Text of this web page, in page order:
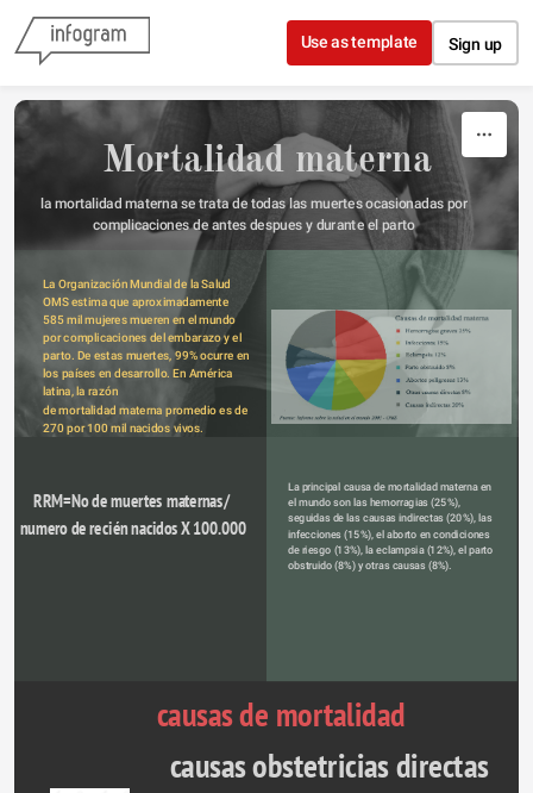
Skip to content
Use as template Sign up
Mortalidad materna
la mortalidad materna se trata de todas las muertes ocasionadas por
complicaciones de antes despues y durante el parto
La Organización Mundial de la Salud
OMS estima que aproximadamente
585 mil mujeres mueren en el mundo
por complicaciones del embarazo y el
parto. De estas muertes, 99% ocurre en
los países en desarrollo. En América
latina, la razón
de mortalidad materna promedio es de
270 por 100 mil nacidos vivos.
La principal causa de mortalidad materna en
el mundo son las hemorragias (25%),
seguidas de las causas indirectas (20%), las
infecciones (15%), el aborto en condiciones
de riesgo (13%), la eclampsia (12%), el parto
obstruido (8%) y otras causas (8%).
RRM=No de muertes maternas/
numero de recién nacidos X 100.000
causas de mortalidad
causas obstetricias directas